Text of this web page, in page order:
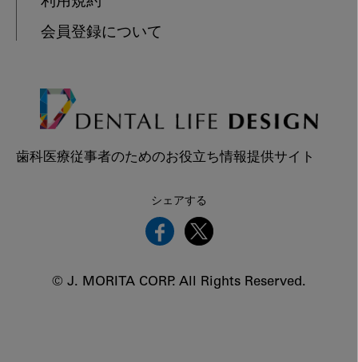
会員登録について
歯科医療従事者のためのお役立ち情報提供サイト
シェアする
© J. MORITA CORP. All Rights Reserved.